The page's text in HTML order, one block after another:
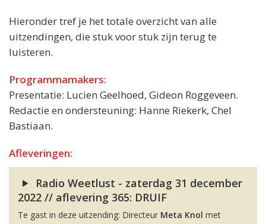
Hieronder tref je het totale overzicht van alle
uitzendingen, die stuk voor stuk zijn terug te
luisteren.
Programmamakers:
Presentatie: Lucien Geelhoed, Gideon Roggeveen.
Redactie en ondersteuning: Hanne Riekerk, Chel
Bastiaan.
Afleveringen:
Radio Weetlust - zaterdag 31 december
2022 // aflevering 365: DRUIF
Te gast in deze uitzending: Directeur Meta Knol met